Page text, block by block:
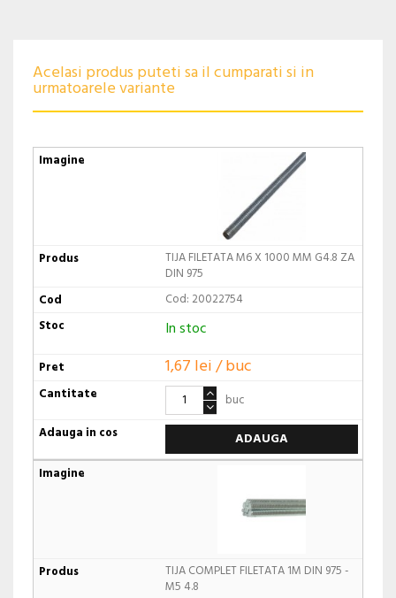
Acelasi produs puteti sa il cumparati si in
urmatoarele variante
TIJA FILETATA M6 X 1000 MM G4.8 ZA
DIN 975
Cod: 20022754
In stoc
1,67 lei / buc
buc
ADAUGA
TIJA COMPLET FILETATA 1M DIN 975 -
M5 4.8